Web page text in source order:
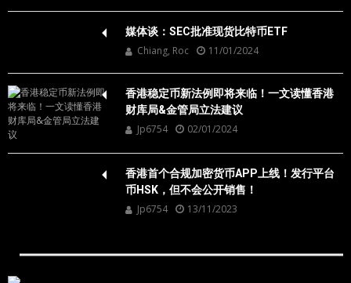
媒体谈：SEC批准现货比特币ETF
Chiang, Roc 11/01/2024
香港稳定币新法例即将来临！一文读懂香港
财库局&金管局立法建议
Jp6754 02/01/2024
香港首个合规加密货币APP上线！发行平台
币HSK，但不会公开销售！
Jp6754 13/11/2023